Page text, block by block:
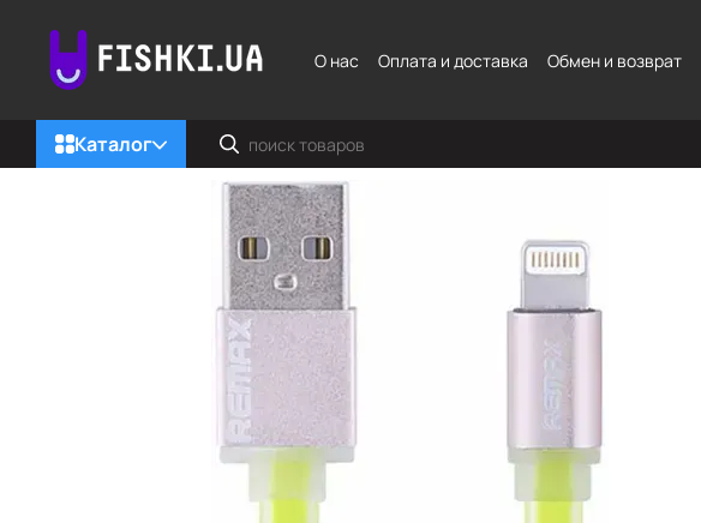
О нас
Оплата и доставка Обмен и возврат
Каталог